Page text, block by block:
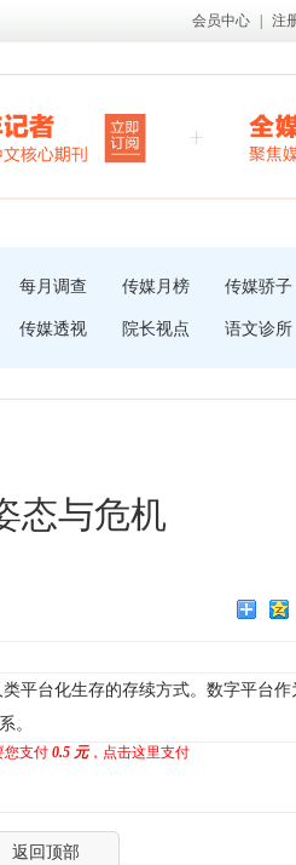
会员中心 注
每月调查 传媒月榜 传媒骄子
传媒透视 院长视点 语文诊所
态与危机
台化生存的存续方式。数字平台作
。
您支付 0.5 元，点击这里支付
返回顶部